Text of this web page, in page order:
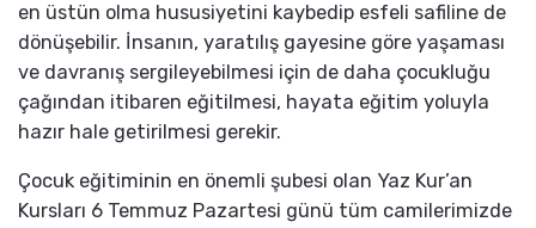
en üstün olma hususiyetini kaybedip esfeli safiline de
dönüşebilir. İnsanın, yaratılış gayesine göre yaşaması
ve davranış sergileyebilmesi için de daha çocukluğu
çağından itibaren eğitilmesi, hayata eğitim yoluyla
hazır hale getirilmesi gerekir.
Çocuk eğitiminin en önemli şubesi olan Yaz Kur’an
Kursları 6 Temmuz Pazartesi günü tüm camilerimizde